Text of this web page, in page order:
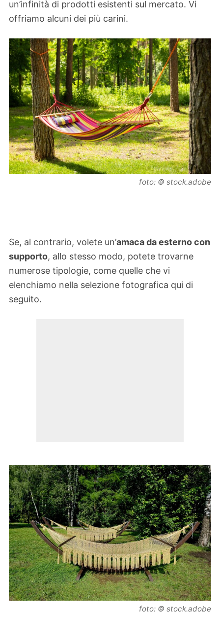
un’infinità di prodotti esistenti sul mercato. Vi
offriamo alcuni dei più carini.
foto: © stock.adobe
Se, al contrario, volete un’amaca da esterno con
supporto, allo stesso modo, potete trovarne
numerose tipologie, come quelle che vi
elenchiamo nella selezione fotografica qui di
seguito.
foto: © stock.adobe